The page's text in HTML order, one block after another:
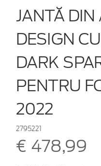
JANTĂ DIN
DESIGN
DARK
PENTRU
2022
2795221
€ 478,99